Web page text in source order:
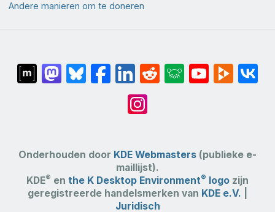
Andere manieren om te doneren
Onderhouden door KDE Webmasters (publieke e-
maillijst).
KDE® en the K Desktop Environment® logo zijn
geregistreerde handelsmerken van KDE e.V.
Juridisch